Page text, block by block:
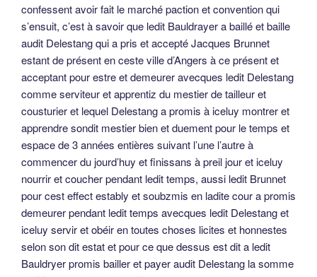
confessent avoir fait le marché paction et convention qui
s’ensuit, c’est à savoir que ledit Bauldrayer a baillé et baille
audit Delestang qui a pris et accepté Jacques Brunnet
estant de présent en ceste ville d’Angers à ce présent et
acceptant pour estre et demeurer avecques ledit Delestang
comme serviteur et apprentiz du mestier de tailleur et
cousturier et lequel Delestang a promis à iceluy montrer et
apprendre sondit mestier bien et duement pour le temps et
espace de 3 années entières suivant l’une l’autre à
commencer du jourd’huy et finissans à preil jour et iceluy
nourrir et coucher pendant ledit temps, aussi ledit Brunnet
pour cest effect estably et soubzmis en ladite cour a promis
demeurer pendant ledit temps avecques ledit Delestang et
iceluy servir et obéir en toutes choses licites et honnestes
selon son dit estat et pour ce que dessus est dit a ledit
Bauldryer promis bailler et payer audit Delestang la somme